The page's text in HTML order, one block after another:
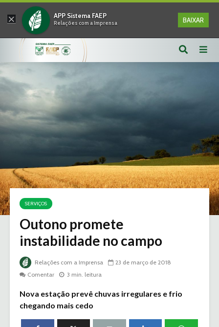
× APP Sistema FAEP
Relações com a Imprensa BAIXAR
SERVIÇOS
Outono promete
instabilidade no campo
Relações com a Imprensa
23 de março de 2018
Comentar
3 min. leitura
Nova estação prevê chuvas irregulares e frio
chegando mais cedo